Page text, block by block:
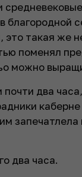
такая же
поменял
можно
два
запечатлела
два часа.